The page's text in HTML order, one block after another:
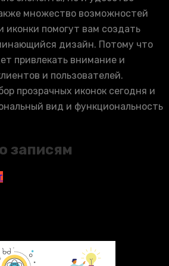
множество возможностей
иконки помогут вам создать
дизайн. Потому что
привлекать внимание и
и пользователей.
прозрачных иконок сегодня и
вид и функциональность
записям